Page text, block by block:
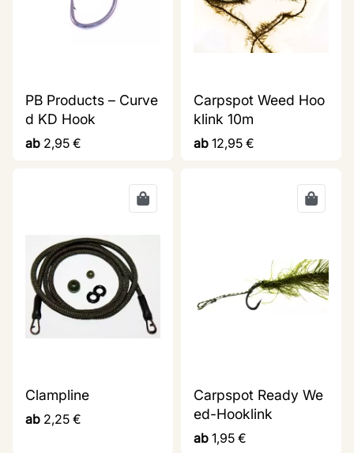
PB Products – Curve
d KD Hook
ab 2,95 €
Carpspot Weed Hoo
klink 10m
ab 12,95 €
Clampline
ab 2,25 €
Carpspot Ready We
ed-Hooklink
ab 1,95 €